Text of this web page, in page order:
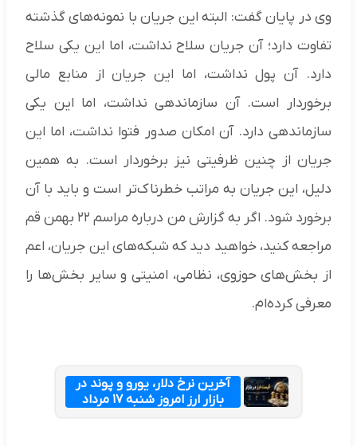
وی در پایان گفت: البته این جریان با نمونه‌های گذشته
تفاوت دارد؛ آن جریان سلاح نداشت، اما این یکی سلاح
دارد. آن پول نداشت، اما این جریان از منابع مالی
برخوردار است. آن سازماندهی نداشت، اما این یکی
سازماندهی دارد. آن امکان صدور فتوا نداشت، اما این
جریان از چنین ظرفیتی نیز برخوردار است. به همین
دلیل، این جریان به مراتب خطرناک‌تر است و باید با آن
برخورد شود. اگر به گزارش من درباره مراسم ۲۲ بهمن قم
مراجعه کنید، خواهید دید که شبکه‌های این جریان، اعم
از بخش‌های حوزوی، نظامی، امنیتی و سایر بخش‌ها را
معرفی کرده‌ام.
آخرین نرخ دلار، یورو و پوند در
بازار ارز امروز شنبه ۱۷ مرداد